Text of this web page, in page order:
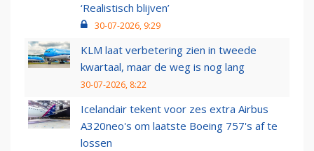
‘Realistisch blijven’
30-07-2026, 9:29
KLM laat verbetering zien in tweede
kwartaal, maar de weg is nog lang
30-07-2026, 8:22
Icelandair tekent voor zes extra Airbus
A320neo's om laatste Boeing 757's af te
lossen